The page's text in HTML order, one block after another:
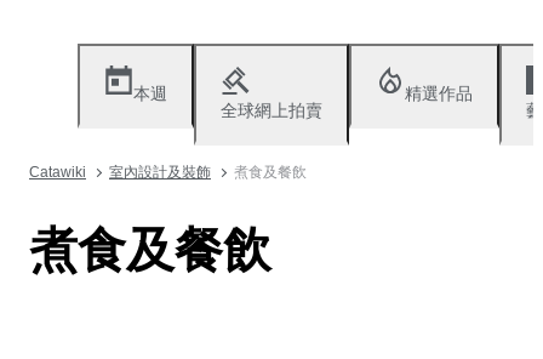
本週
全球網上拍賣
精選作品
Catawiki 室內設計及裝飾 煮食及餐飲
煮食及餐飲